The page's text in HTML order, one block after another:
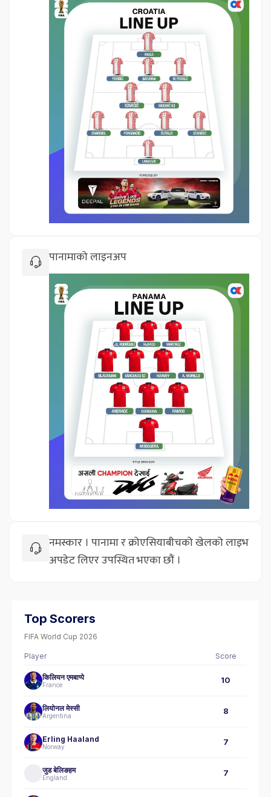
पानामाको लाइनअप
नमस्कार । पानामा र क्रोएसियाबीचको खेलको लाइभ
अपडेट लिएर उपस्थित भएका छौं ।
Top Scorers
FIFA World Cup 2026
Player Score
किलियन एमबाप्पे
France 10
लियोनल मेस्सी
Argentina 8
Erling Haaland
Norway 7
जुड बेलिङहम
England 7